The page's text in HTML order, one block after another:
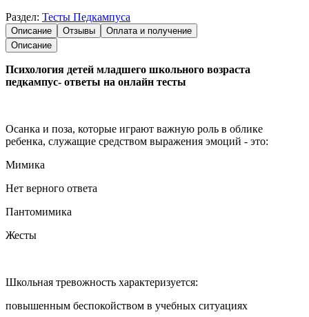
Раздел: Тесты Педкампуса
Описание Отзывы
Оплата и получение
Описание
Психология детей младшего школьного возраста
педкампус- ответы на онлайн тесты
Осанка и поза, которые играют важную роль в облике
ребенка, служащие средством выражения эмоций - это:
Мимика
Нет верного ответа
Пантомимика
Жесты
Школьная тревожность характеризуется:
повышенным беспокойством в учебных ситуациях